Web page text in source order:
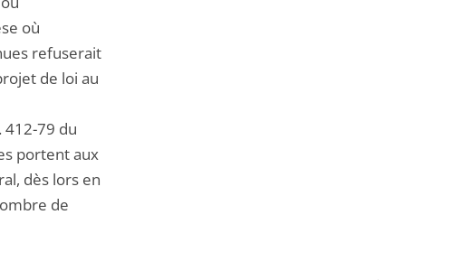
où
refuserait
de loi au
412-79 du
portent aux
dès lors en
de